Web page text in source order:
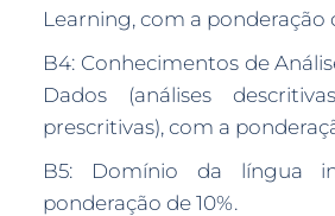
Learning, com a ponderação
B4: Conhecimentos de
Dados (análises
prescritivas), com a
B5: Domínio da língua
ponderação de 10%.